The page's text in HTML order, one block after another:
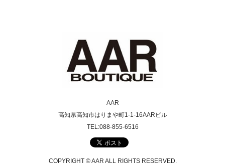
AAR
高知県高知市はりまや町1-1-16AARビル
TEL:088-855-6516
COPYRIGHT © AAR ALL RIGHTS RESERVED.